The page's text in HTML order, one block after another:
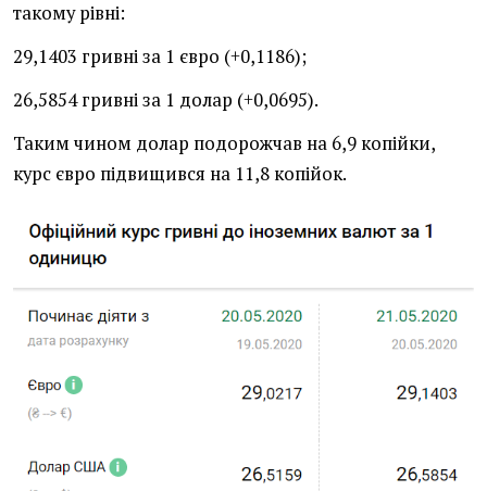
такому рівні:
29,1403 гривні за 1 євро (+0,1186);
26,5854 гривні за 1 долар (+0,0695).
Таким чином долар подорожчав на 6,9 копійки,
курс євро підвищився на 11,8 копійок.